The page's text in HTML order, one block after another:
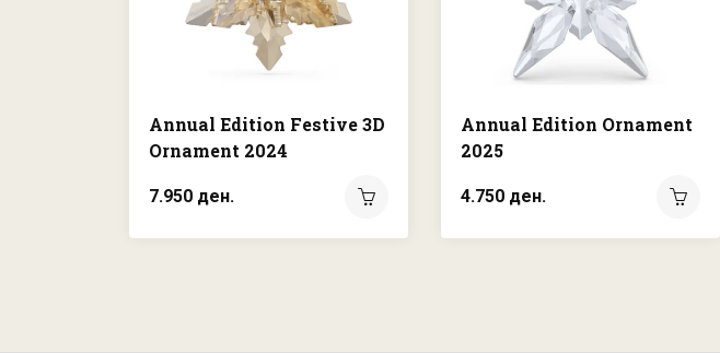
Annual Edition Festive 3D
Ornament 2024
7.950 ден.
Annual Edition Ornament
2025
4.750 ден.